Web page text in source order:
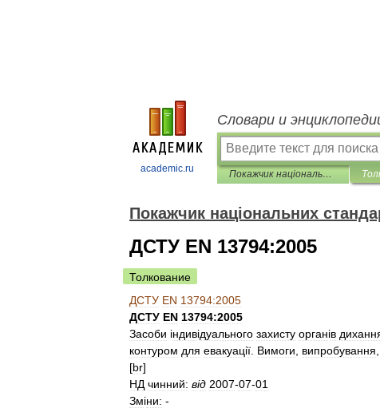
academic.ru
Словари и
Покажчик національних стандартів
Покажчик національних
ДСТУ EN 13794:2005
Толкование
ДСТУ EN 13794:2005
ДСТУ EN 13794:2005
Засоби індивідуального захисту органів
контуром для евакуації Вимоги випробування
[br]
НД чинний: від 2007-07-01
Зміни: -